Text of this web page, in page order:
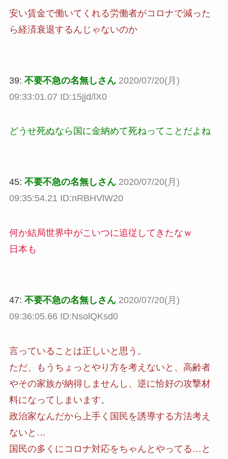
安い賃金で働いてくれる労働者がコロナで減った
ら経済衰退するんじゃないのか
39: 不要不急の名無しさん 2020/07/20(月)
09:33:01.07 ID:15jjd/lX0
どうせ死ぬなら国に金納めて死ねってことだよね
45: 不要不急の名無しさん 2020/07/20(月)
09:35:54.21 ID:nRBHVlW20
何か結局世界中がこいつに追従してきたなｗ
日本も
47: 不要不急の名無しさん 2020/07/20(月)
09:36:05.66 ID:NsolQKsd0
言っていることは正しいと思う。
ただ、もうちょっとやり方を考えないと、高齢者
やその家族が納得しませんし、逆に恰好の攻撃材
料になってしまいます。
政治家なんだから上手く国民を誘導する方法考え
ないと…
国民の多くにコロナ対応をちゃんとやってる…と